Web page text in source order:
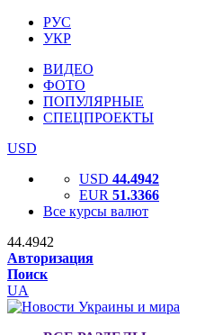
РУС
УКР
ВИДЕО
ФОТО
ПОПУЛЯРНЫЕ
СПЕЦПРОЕКТЫ
USD
USD 44.4942
EUR 51.3366
Все курсы валют
44.4942
Авторизация
Поиск
UA